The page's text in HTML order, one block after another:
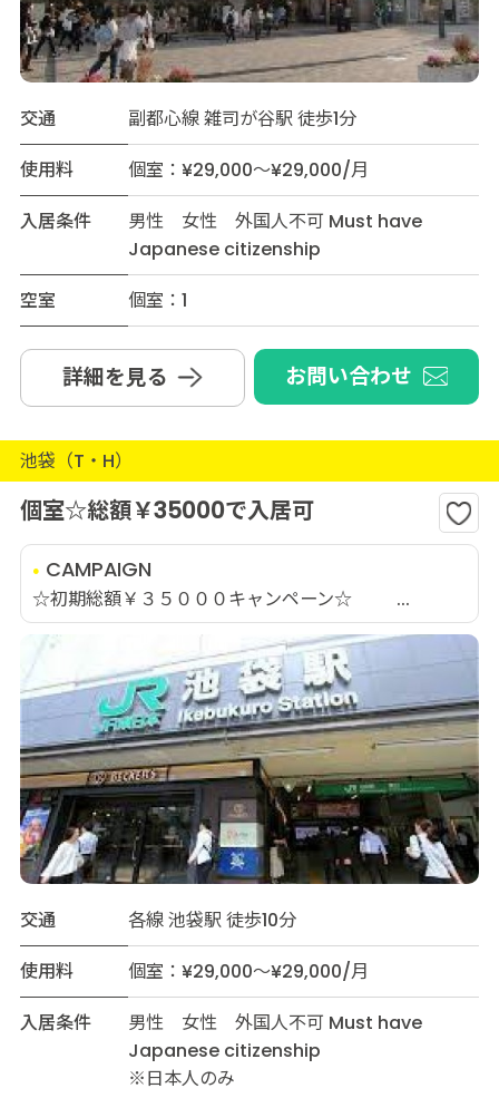
交通
副都心線 雑司が谷駅 徒歩1分
使用料
個室：¥29,000～¥29,000/月
入居条件
男性 女性 外国人不可 Must have
Japanese citizenship
空室
個室：1
詳細を見る お問い合わせ
池袋（T・H）
個室☆総額￥35000で入居可
CAMPAIGN
☆初期総額￥３５０００キャンペーン☆ ...
交通
各線 池袋駅 徒歩10分
使用料
個室：¥29,000～¥29,000/月
入居条件
男性 女性 外国人不可 Must have
Japanese citizenship
※日本人のみ